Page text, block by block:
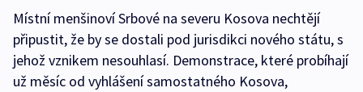
Místní menšinoví Srbové na severu Kosova nechtějí
připustit, že by se dostali pod jurisdikci nového státu, s
jehož vznikem nesouhlasí. Demonstrace, které probíhají
už měsíc od vyhlášení samostatného Kosova,